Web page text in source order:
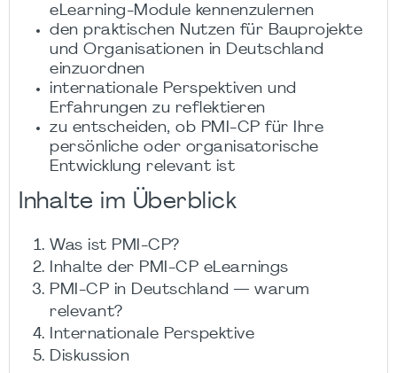
eLearning-Module kennenzulernen
den praktischen Nutzen für Bauprojekte
und Organisationen in Deutschland
einzuordnen
internationale Perspektiven und
Erfahrungen zu reflektieren
zu entscheiden, ob PMI-CP für Ihre
persönliche oder organisatorische
Entwicklung relevant ist
Inhalte im Überblick
Was ist PMI-CP?
Inhalte der PMI-CP eLearnings
PMI-CP in Deutschland — warum
relevant?
Internationale Perspektive
Diskussion